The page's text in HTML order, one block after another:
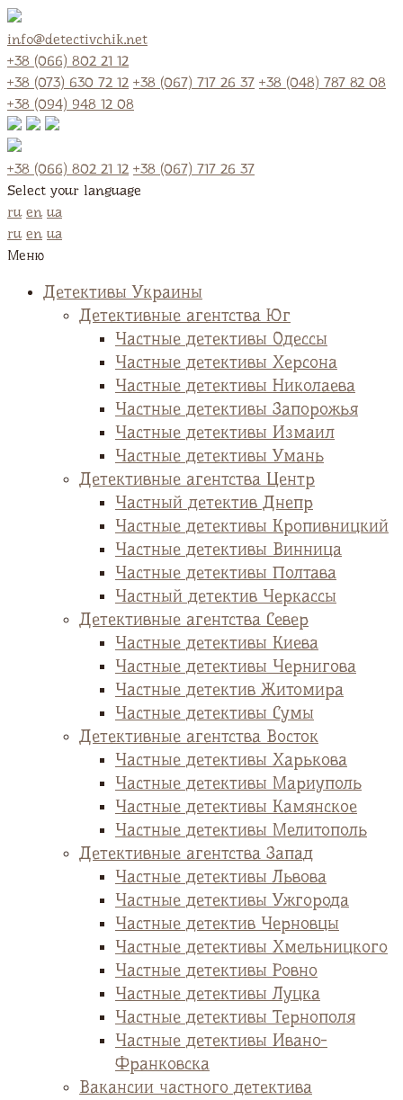
info@detectivchik.net
+38 (066) 802 21 12
+38 (073) 630 72 12 +38 (067) 717 26 37 +38 (048) 787 82 08
+38 (094) 948 12 08
+38 (066) 802 21 12 +38 (067) 717 26 37
Select your language
ru en ua
ru en ua
Меню
Детективы Украины
Детективные агентства Юг
Частные детективы Одессы
Частные детективы Херсона
Частные детективы Николаева
Частные детективы Запорожья
Частные детективы Измаил
Частные детективы Умань
Детективные агентства Центр
Частный детектив Днепр
Частные детективы Кропивницкий
Частные детективы Винница
Частные детективы Полтава
Частный детектив Черкассы
Детективные агентства Север
Частные детективы Киева
Частные детективы Чернигова
Частные детектив Житомира
Частные детективы Сумы
Детективные агентства Восток
Частные детективы Харькова
Частные детективы Мариуполь
Частные детективы Камянское
Частные детективы Мелитополь
Детективные агентства Запад
Частные детективы Львова
Частные детективы Ужгорода
Частные детектив Черновцы
Частные детективы Хмельницкого
Частные детективы Ровно
Частные детективы Луцка
Частные детективы Тернополя
Частные детективы Ивано-
Франковска
Вакансии частного детектива